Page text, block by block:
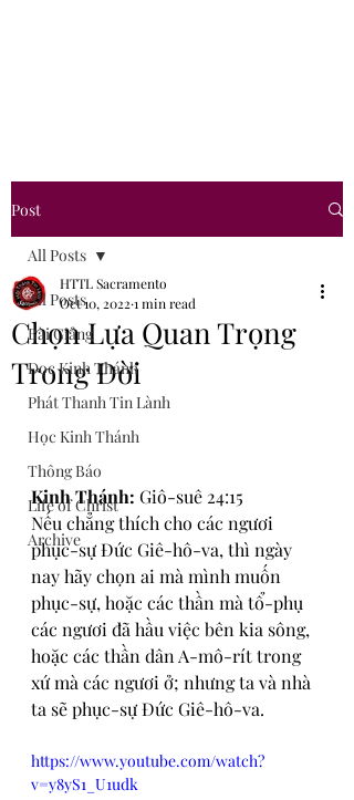
Post
All Posts
Bài Giảng
Đọc Kinh Thánh
Phát Thanh Tin Lành
Học Kinh Thánh
Thông Báo
Life of Christ
Archive
All Posts
Chọn Lựa Quan Trọng
Trong Đời
HTTL Sacramento
Oct 10, 2022 1 min read
Kinh Thánh: Giô-suê 24:15
Nếu chẳng thích cho các ngươi
phục-sự Đức Giê-hô-va, thì ngày
nay hãy chọn ai mà mình muốn
phục-sự, hoặc các thần mà tổ-phụ
các ngươi đã hầu việc bên kia sông,
hoặc các thần dân A-mô-rít trong
xứ mà các ngươi ở; nhưng ta và nhà
ta sẽ phục-sự Đức Giê-hô-va.
https://www.youtube.com/watch?
v=y8yS1_U1udk